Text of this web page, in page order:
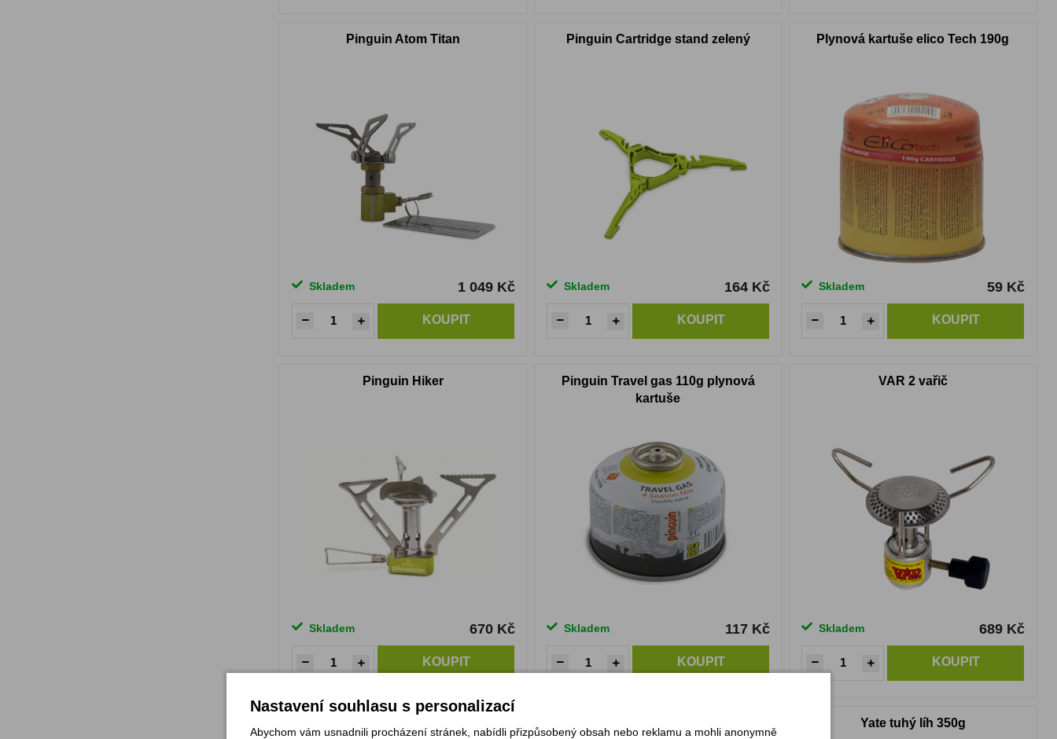
Pinguin Atom Titan
Skladem 1 049 Kč
KOUPIT
Pinguin Cartridge stand zelený
Skladem 164 Kč
KOUPIT
Plynová kartuše elico Tech 190g
Skladem 59 Kč
KOUPIT
Pinguin Hiker
Skladem 670 Kč
KOUPIT
Pinguin Travel gas 110g plynová
kartuše
Skladem 117 Kč
KOUPIT
VAR 2 vařič
Skladem 689 Kč
KOUPIT
Yate tuhý líh 350g
Nastavení souhlasu s personalizací
Abychom vám usnadnili procházení stránek, nabídli přizpůsobený obsah nebo reklamu a mohli anonymně